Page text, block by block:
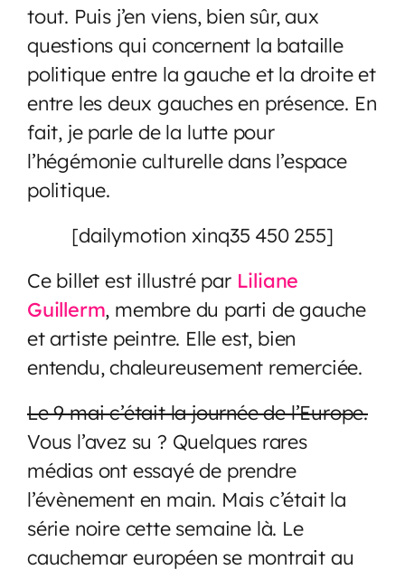
tout. Puis j’en viens, bien sûr, aux
questions qui concernent la bataille
politique entre la gauche et la droite et
entre les deux gauches en présence. En
fait, je parle de la lutte pour
l’hégémonie culturelle dans l’espace
politique.
[dailymotion xinq35 450 255]
Ce billet est illustré par Liliane
Guillerm, membre du parti de gauche
et artiste peintre. Elle est, bien
entendu, chaleureusement remerciée.
Le 9 mai c’était la journée de l’Europe.
Vous l’avez su ? Quelques rares
médias ont essayé de prendre
l’évènement en main. Mais c’était la
série noire cette semaine là. Le
cauchemar européen se montrait au